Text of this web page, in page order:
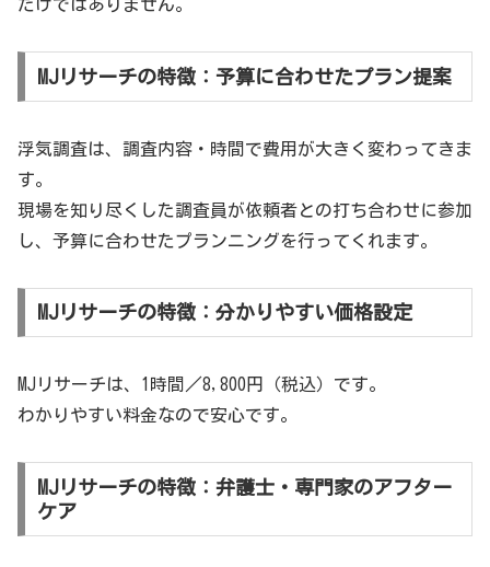
だけではありません。
MJリサーチの特徴：予算に合わせたプラン提案
浮気調査は、調査内容・時間で費用が大きく変わってきま
す。
現場を知り尽くした調査員が依頼者との打ち合わせに参加
し、予算に合わせたプランニングを行ってくれます。
MJリサーチの特徴：分かりやすい価格設定
MJリサーチは、1時間／8,800円（税込）です。
わかりやすい料金なので安心です。
MJリサーチの特徴：弁護士・専門家のアフター
ケア